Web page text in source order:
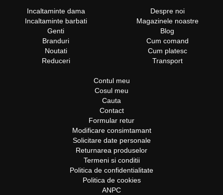
Incaltaminte dama
Incaltaminte barbati
Genti
Branduri
Noutati
Reduceri
Despre noi
Magazinele noastre
Blog
Cum comand
Cum platesc
Transport
Contul meu
Cosul meu
Cauta
Contact
Formular retur
Modificare consimtamant
Solicitare date personale
Returnarea produselor
Termeni si conditii
Politica de confidentialitate
Politica de cookies
ANPC